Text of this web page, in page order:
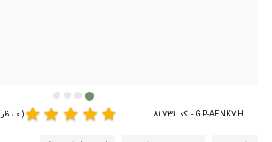
GP-AFNK7H - کد 81731 star
star
star
star
star(0 نظر)